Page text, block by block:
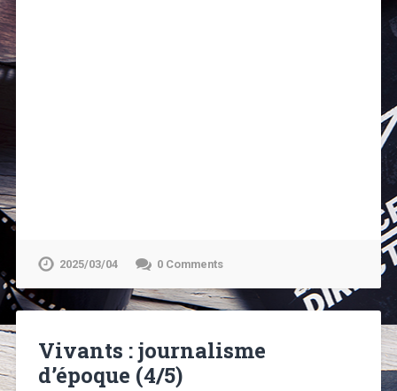
2025/03/04 0 Comments
Vivants : journalisme
d’époque (4/5)